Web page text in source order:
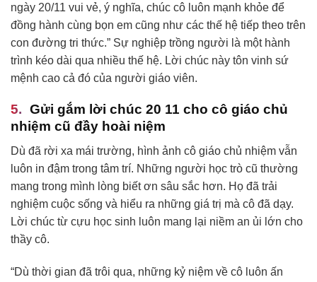
ngày 20/11 vui vẻ, ý nghĩa, chúc cô luôn mạnh khỏe để
đồng hành cùng bọn em cũng như các thế hệ tiếp theo trên
con đường tri thức.” Sự nghiệp trồng người là một hành
trình kéo dài qua nhiều thế hệ. Lời chúc này tôn vinh sứ
mệnh cao cả đó của người giáo viên.
Gửi gắm lời chúc 20 11 cho cô giáo chủ
nhiệm cũ đầy hoài niệm
Dù đã rời xa mái trường, hình ảnh cô giáo chủ nhiệm vẫn
luôn in đậm trong tâm trí. Những người học trò cũ thường
mang trong mình lòng biết ơn sâu sắc hơn. Họ đã trải
nghiệm cuộc sống và hiểu ra những giá trị mà cô đã dạy.
Lời chúc từ cựu học sinh luôn mang lại niềm an ủi lớn cho
thầy cô.
“Dù thời gian đã trôi qua, những kỷ niệm về cô luôn ấn